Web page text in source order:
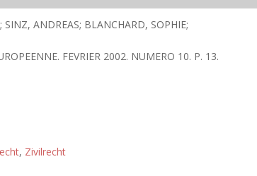
SINZ, ANDREAS; BLANCHARD, SOPHIE;
FEVRIER 2002. NUMERO 10. P. 13.
, Zivilrecht